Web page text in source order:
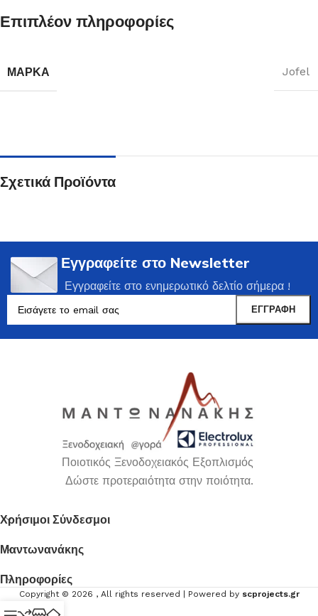
Επιπλέον πληροφορίες
ΜΆΡΚΑ Jofel
Σχετικά Προϊόντα
Εγγραφείτε στο Newsletter
Εγγραφείτε στο ενημερωτικό δελτίο σήμερα !
Ποιοτικός Ξενοδοχειακός Εξοπλισμός
Δώστε προτεραιότητα στην ποιότητα.
Χρήσιμοι Σύνδεσμοι
Μαντωνανάκης
Πληροφορίες
Copyright © 2026 , All rights reserved | Powered by scprojects.gr